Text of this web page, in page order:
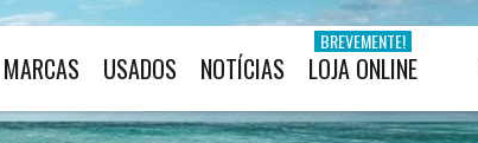
MARCAS USADOS NOTÍCIAS LOJA ONLINE
BREVEMENTE!